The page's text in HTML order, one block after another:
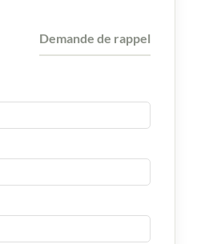
Demande de rappel